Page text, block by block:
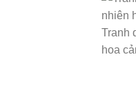
Tranh
hoa